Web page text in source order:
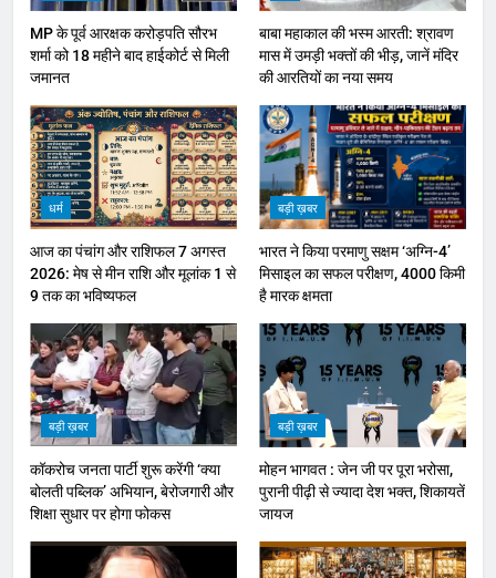
MP के पूर्व आरक्षक करोड़पति सौरभ
शर्मा को 18 महीने बाद हाईकोर्ट से मिली
जमानत
बाबा महाकाल की भस्म आरती: श्रावण
मास में उमड़ी भक्तों की भीड़, जानें मंदिर
की आरतियों का नया समय
धर्म
आज का पंचांग और राशिफल 7 अगस्त
2026: मेष से मीन राशि और मूलांक 1 से
9 तक का भविष्यफल
बड़ी ख़बर
भारत ने किया परमाणु सक्षम ‘अग्नि-4’
मिसाइल का सफल परीक्षण, 4000 किमी
है मारक क्षमता
बड़ी ख़बर
कॉकरोच जनता पार्टी शुरू करेंगी ‘क्या
बोलती पब्लिक’ अभियान, बेरोजगारी और
शिक्षा सुधार पर होगा फोकस
बड़ी ख़बर
मोहन भागवत : जेन जी पर पूरा भरोसा,
पुरानी पीढ़ी से ज्यादा देश भक्त, शिकायतें
जायज